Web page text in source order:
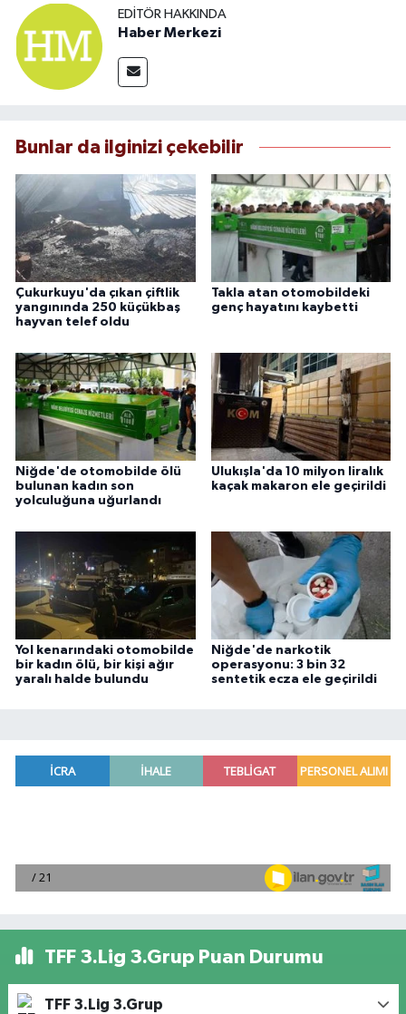
EDITÖR HAKKINDA
Haber Merkezi
Bunlar da ilginizi çekebilir
Çukurkuyu'da çıkan çiftlik
yangınında 250 küçükbaş
hayvan telef oldu
Takla atan otomobildeki
genç hayatını kaybetti
Niğde'de otomobilde ölü
bulunan kadın son
yolculuğuna uğurlandı
Ulukışla'da 10 milyon liralık
kaçak makaron ele geçirildi
Yol kenarındaki otomobilde
bir kadın ölü, bir kişi ağır
yaralı halde bulundu
Niğde'de narkotik
operasyonu: 3 bin 32
sentetik ecza ele geçirildi
TFF 3.Lig 3.Grup Puan Durumu
TFF 3.Lig 3.Grup